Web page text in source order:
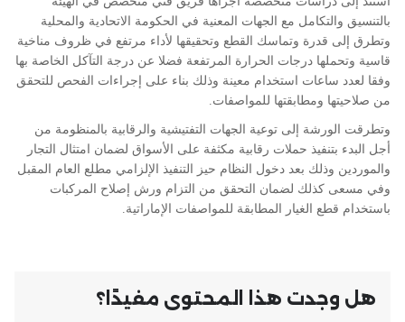
بالتنسيق والتكامل مع الجهات المعنية في الحكومة الاتحادية والمحلية
وتطرق إلى قدرة وتماسك القطع وتحقيقها لأداء مرتفع في ظروف مناخية
قاسية وتحملها درجات الحرارة المرتفعة فضلا عن درجة التآكل الخاصة بها
وفقا لعدد ساعات استخدام معينة وذلك بناء على إجراءات الفحص للتحقق
من صلاحيتها ومطابقتها للمواصفات.
وتطرقت الورشة إلى توعية الجهات التفتيشية والرقابية بالمنظومة من
أجل البدء بتنفيذ حملات رقابية مكثفة على الأسواق لضمان امتثال التجار
والموردين وذلك بعد دخول النظام حيز التنفيذ الإلزامي مطلع العام المقبل
وفي مسعى كذلك لضمان التحقق من التزام ورش إصلاح المركبات
باستخدام قطع الغيار المطابقة للمواصفات الإماراتية.
هل وجدت هذا المحتوى مفيدًا؟